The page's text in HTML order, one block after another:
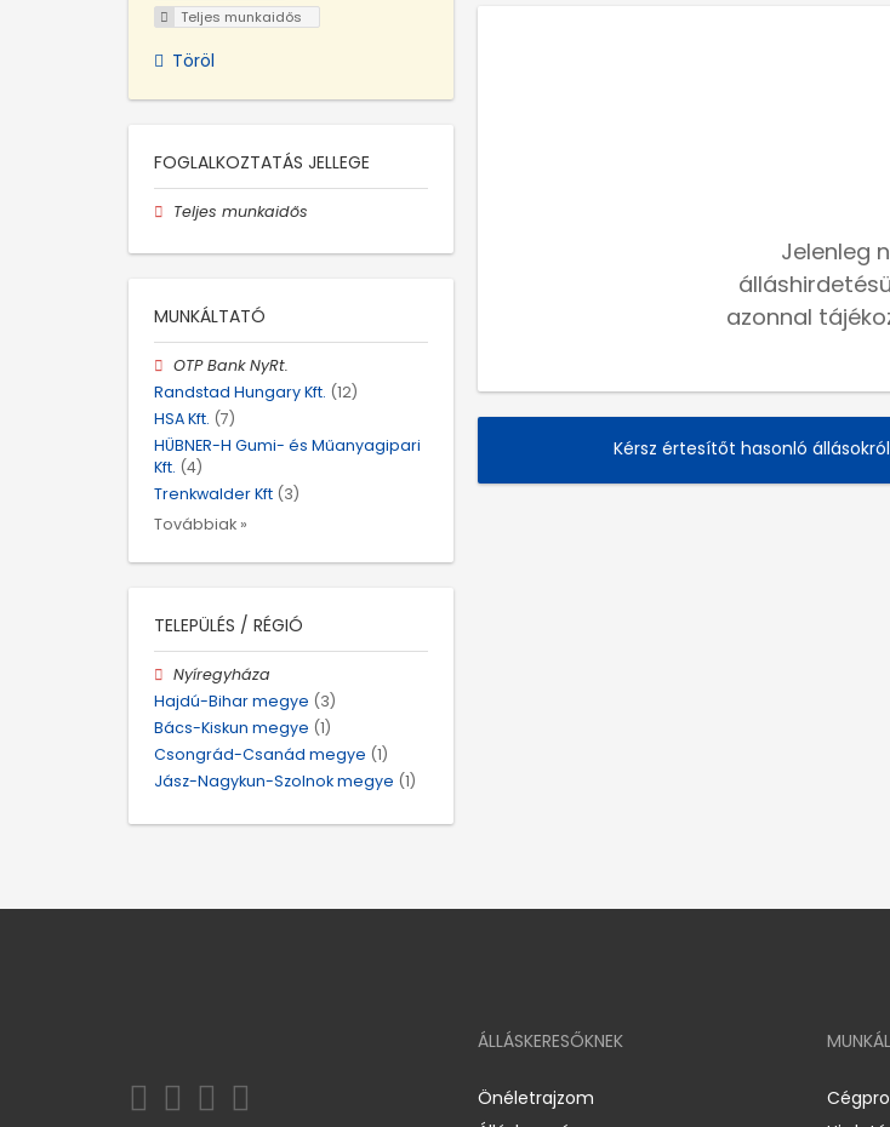
Jelenleg
azonnal
Kérsz értesítőt hasonló
Teljes munkaidős
Töröl
FOGLALKOZTATÁS JELLEGE
Teljes munkaidős
MUNKÁLTATÓ
OTP Bank NyRt.
Randstad Hungary Kft. (12)
HSA Kft. (7)
HÜBNER-H Gumi- és Műanyagipari
Kft. (4)
Trenkwalder Kft (3)
Továbbiak »
TELEPÜLÉS / RÉGIÓ
Nyíregyháza
Hajdú-Bihar megye (3)
Bács-Kiskun megye (1)
Csongrád-Csanád megye (1)
Jász-Nagykun-Szolnok megye (1)
ÁLLÁSKERESŐKNEK
Önéletrajzom